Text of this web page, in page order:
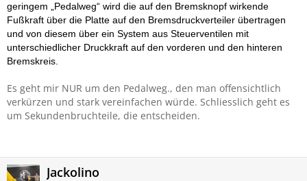
geringem „Pedalweg“ wird die auf den Bremsknopf wirkende
Fußkraft über die Platte auf den Bremsdruckverteiler übertragen
und von diesem über ein System aus Steuerventilen mit
unterschiedlicher Druckkraft auf den vorderen und den hinteren
Bremskreis.
Es geht mir NUR um den Pedalweg., den man offensichtlich
verkürzen und stark vereinfachen würde. Schliesslich geht es
um Sekundenbruchteile, die entscheiden.
Jackolino